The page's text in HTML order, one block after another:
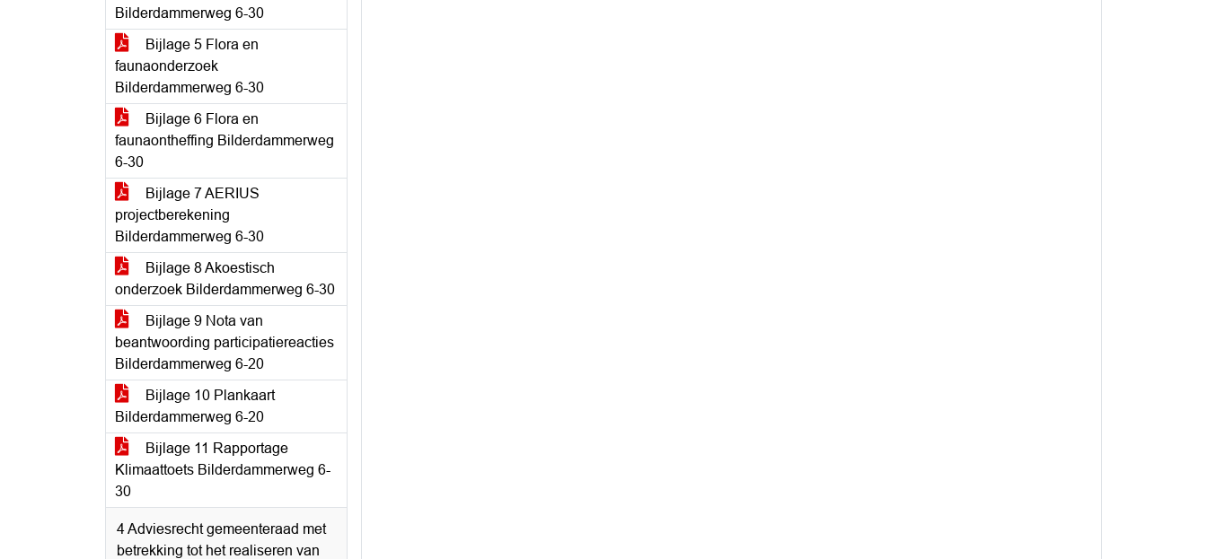
Bilderdammerweg 6-30
Bijlage 5 Flora en
faunaonderzoek
Bilderdammerweg 6-30
Bijlage 6 Flora en
faunaontheffing Bilderdammerweg
6-30
Bijlage 7 AERIUS
projectberekening
Bilderdammerweg 6-30
Bijlage 8 Akoestisch
onderzoek Bilderdammerweg 6-30
Bijlage 9 Nota van
beantwoording participatiereacties
Bilderdammerweg 6-20
Bijlage 10 Plankaart
Bilderdammerweg 6-20
Bijlage 11 Rapportage
Klimaattoets Bilderdammerweg 6-
30
4 Adviesrecht gemeenteraad met
betrekking tot het realiseren van